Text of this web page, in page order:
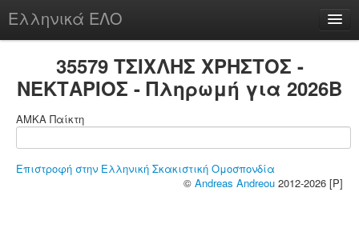
Ελληνικά ΕΛΟ
chesstu.be @ discord
35579 ΤΣΙΧΛΗΣ ΧΡΗΣΤΟΣ -
ΝΕΚΤΑΡΙΟΣ - Πληρωμή για 2026B
ΑΜΚΑ Παίκτη
Επιστροφή στην Ελληνική Σκακιστική Ομοσπονδία
© Andreas Andreou 2012-2026 [P]